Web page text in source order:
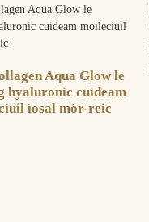
Aqua Glow le
hyaluronic cuideam
ìosal mòr-reic